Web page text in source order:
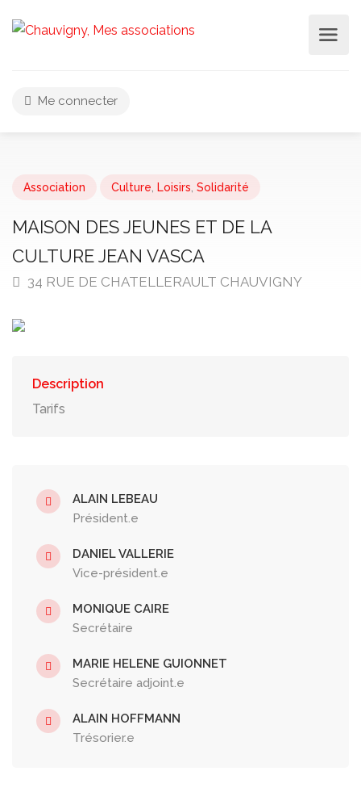
Me connecter
Association Culture Loisirs Solidarité
MAISON DES JEUNES ET DE LA
CULTURE JEAN VASCA
34 RUE DE CHATELLERAULT CHAUVIGNY
Description
Tarifs
ALAIN LEBEAU
Président.e
DANIEL VALLERIE
Vice-président.e
MONIQUE CAIRE
Secrétaire
MARIE HELENE GUIONNET
Secrétaire adjoint.e
ALAIN HOFFMANN
Trésorier.e